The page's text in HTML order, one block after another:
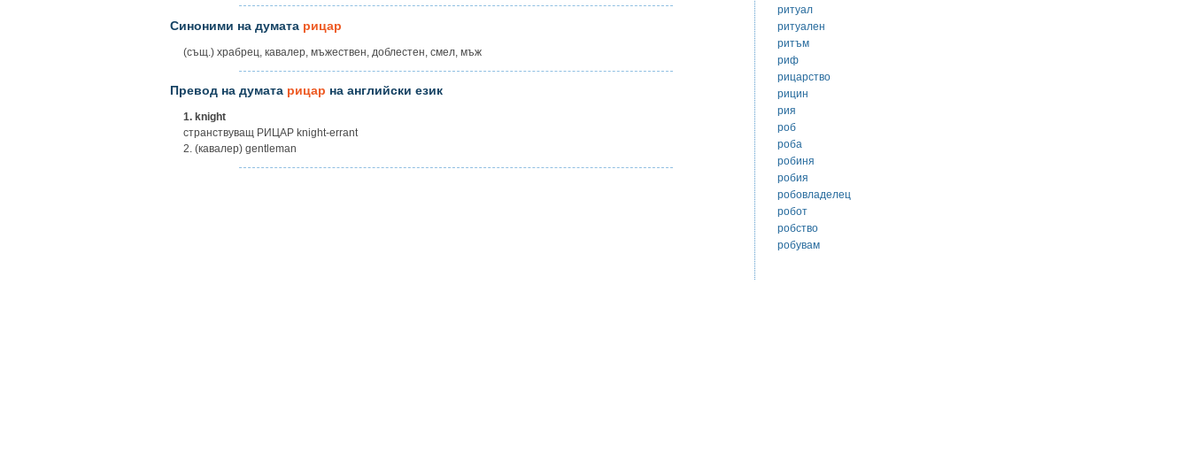
Синоними на думата рицар
(същ.) храбрец, кавалер, мъжествен, доблестен, смел, мъж
Превод на думата рицар на английски език
1. knight
странствуващ РИЦАР knight-errant
2. (кавалер) gentleman
ритуал
ритуален
ритъм
риф
рицарство
рицин
рия
роб
роба
робиня
робия
робовладелец
робот
робство
робувам